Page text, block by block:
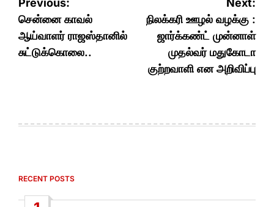
navigation
Previous:
சென்னை காவல்
ஆய்வாளர் ராஜஸ்தானில்
சுட்டுக்கொலை..
Next:
நிலக்கரி ஊழல் வழக்கு :
ஜார்க்கண்ட் முன்னாள்
முதல்வர் மதுகோடா
குற்றவாளி என அறிவிப்பு
RECENT POSTS